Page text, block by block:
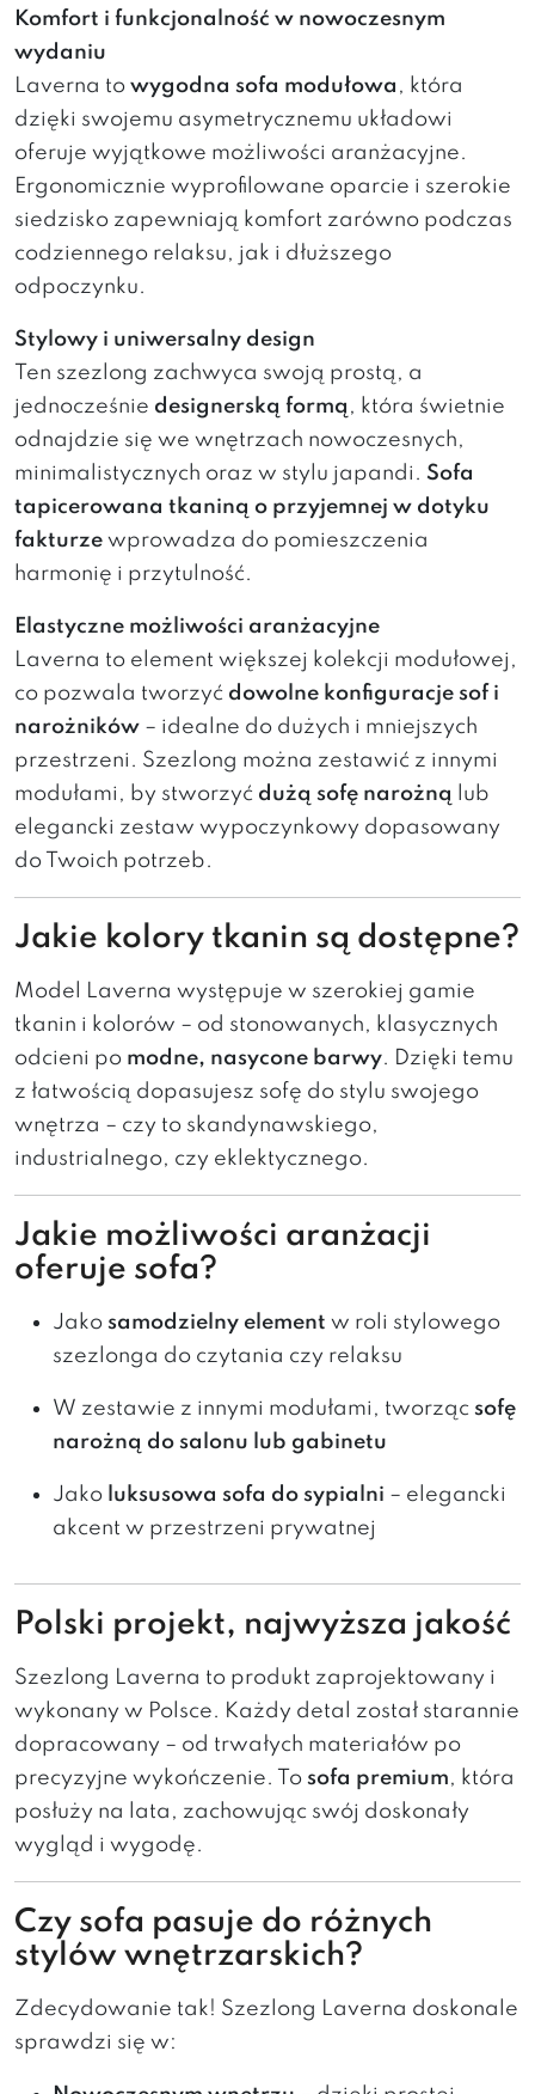
Komfort i funkcjonalność w nowoczesnym
wydaniu
Laverna to wygodna sofa modułowa , która
dzięki swojemu asymetrycznemu układowi
oferuje wyjątkowe możliwości aranżacyjne.
Ergonomicznie wyprofilowane oparcie i szerokie
siedzisko zapewniają komfort zarówno podczas
codziennego relaksu, jak i dłuższego
odpoczynku.
Stylowy i uniwersalny design
Ten szezlong zachwyca swoją prostą, a
jednocześnie designerską formą , która świetnie
odnajdzie się we wnętrzach nowoczesnych,
minimalistycznych oraz w stylu japandi. Sofa
tapicerowana tkaniną o przyjemnej w dotyku
fakturze wprowadza do pomieszczenia
harmonię i przytulność.
Elastyczne możliwości aranżacyjne
Laverna to element większej kolekcji modułowej,
co pozwala tworzyć dowolne konfiguracje sof i
narożników – idealne do dużych i mniejszych
przestrzeni. Szezlong można zestawić z innymi
modułami, by stworzyć dużą sofę narożną
lub
elegancki zestaw wypoczynkowy dopasowany
do Twoich potrzeb.
Jakie kolory tkanin są dostępne?
Model Laverna występuje w szerokiej gamie
tkanin i kolorów – od stonowanych, klasycznych
odcieni po modne, nasycone barwy. Dzięki temu
z łatwością dopasujesz sofę do stylu swojego
wnętrza – czy to skandynawskiego,
industrialnego, czy eklektycznego.
Jakie możliwości aranżacji
oferuje sofa?
Jako samodzielny element w roli stylowego
szezlonga do czytania czy relaksu
W zestawie z innymi modułami, tworząc sofę
narożną do salonu lub gabinetu
Jako luksusowa sofa do sypialni – elegancki
akcent w przestrzeni prywatnej
Polski projekt, najwyższa jakość
Szezlong Laverna to produkt zaprojektowany i
wykonany w Polsce. Każdy detal został starannie
dopracowany – od trwałych materiałów po
precyzyjne wykończenie. To sofa premium, która
posłuży na lata, zachowując swój doskonały
wygląd i wygodę.
Czy sofa pasuje do różnych
stylów wnętrzarskich?
Zdecydowanie tak! Szezlong Laverna doskonale
sprawdzi się w: